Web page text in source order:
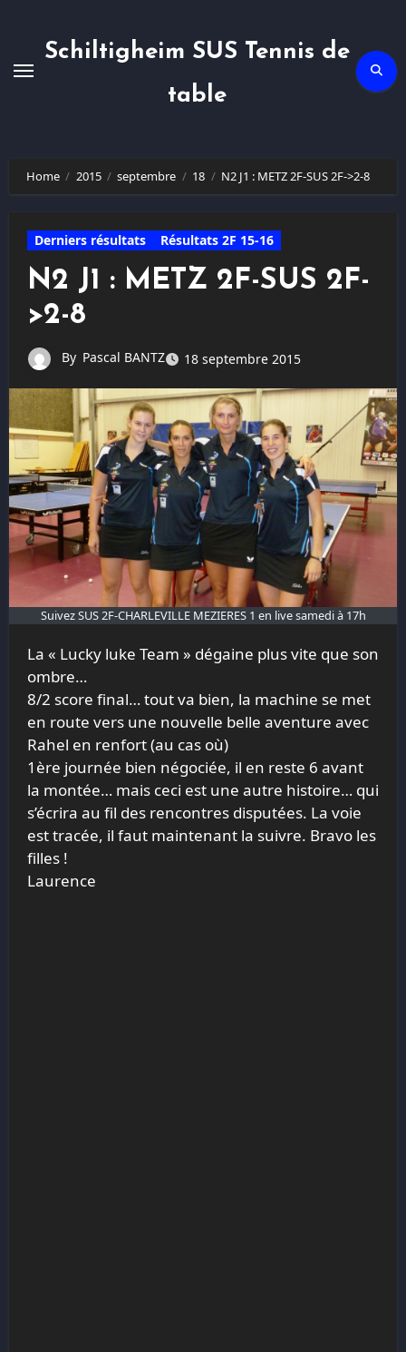
Schiltigheim SUS Tennis de
table
Home 2015 septembre 18 N2 J1 : METZ 2F-SUS 2F->2-8
Derniers résultats Résultats 2F 15-16
N2 J1 : METZ 2F-SUS 2F-
>2-8
By Pascal BANTZ 18 septembre 2015
Suivez SUS 2F-CHARLEVILLE MEZIERES 1 en live samedi à 17h
La « Lucky luke Team » dégaine plus vite que son
ombre…
8/2 score final… tout va bien, la machine se met
en route vers une nouvelle belle aventure avec
Rahel en renfort (au cas où)
1ère journée bien négociée, il en reste 6 avant
la montée… mais ceci est une autre histoire… qui
s’écrira au fil des rencontres disputées. La voie
est tracée, il faut maintenant la suivre. Bravo les
filles !
Laurence